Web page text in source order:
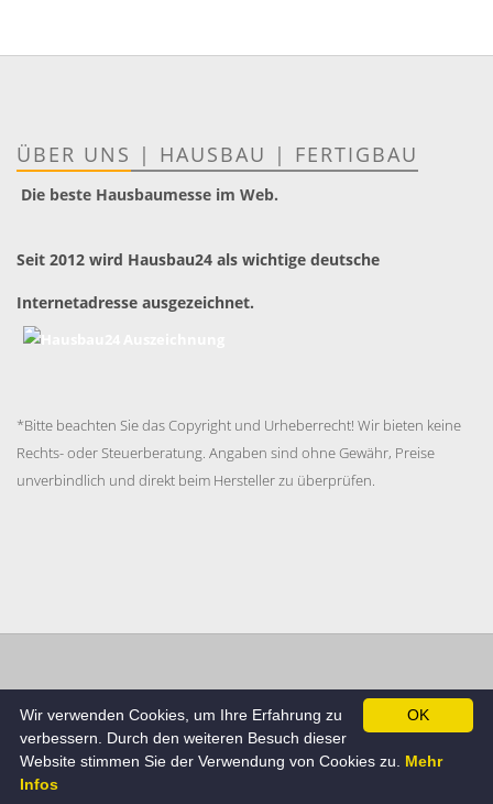
ÜBER UNS | HAUSBAU | FERTIGBAU
Die beste Hausbaumesse im Web.
Seit 2012 wird Hausbau24 als wichtige deutsche
Internetadresse ausgezeichnet.
*Bitte beachten Sie das Copyright und Urheberrecht! Wir bieten keine
Rechts- oder Steuerberatung. Angaben sind ohne Gewähr, Preise
unverbindlich und direkt beim Hersteller zu überprüfen.
AGB
Cookie
Richtlinie
© Hausbau24.de , Alle Rechte beim Betreiber.
OK
Wir verwenden Cookies, um Ihre Erfahrung zu
verbessern. Durch den weiteren Besuch dieser
Website stimmen Sie der Verwendung von Cookies zu. Mehr
Infos